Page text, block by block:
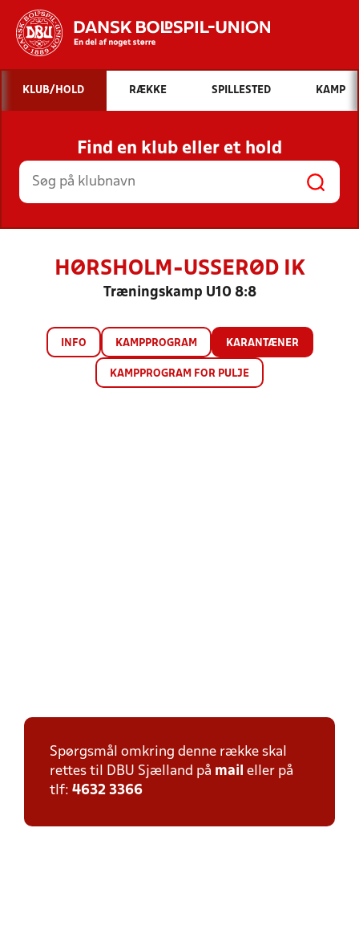
Hvad vil du søge efter?
INDHOLD OG NYHEDER
STILLINGER, RESULTATER, KLUBBER OG
HOLD
KLUB/HOLD RÆKKE SPILLESTED KAMP
Find en klub eller et hold
HØRSHOLM-USSERØD IK
Træningskamp U10 8:8
INFO KAMPPROGRAM KARANTÆNER
KAMPPROGRAM FOR PULJE
Spørgsmål omkring denne række skal
rettes til DBU Sjælland på mail eller på
tlf: 4632 3366